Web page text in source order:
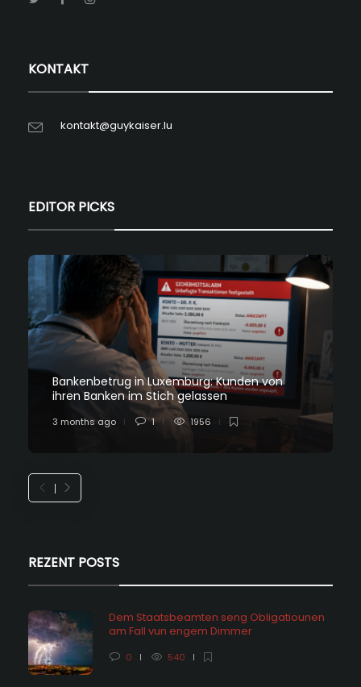
KONTAKT
kontakt@guykaiser.lu
EDITOR PICKS
Bankenbetrug in Luxemburg: Kunden von
ihren Banken im Stich gelassen
3 months ago 1 1956
REZENT POSTS
Dem Staatsbeamten seng Obligatiounen
am Fall vun engem Dimmer
0 540